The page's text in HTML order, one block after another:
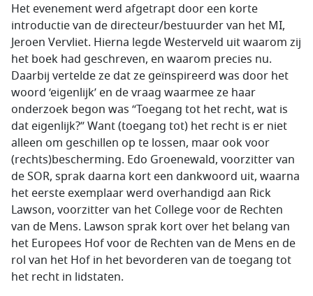
Het evenement werd afgetrapt door een korte
introductie van de directeur/bestuurder van het MI,
Jeroen Vervliet. Hierna legde Westerveld uit waarom zij
het boek had geschreven, en waarom precies nu.
Daarbij vertelde ze dat ze geïnspireerd was door het
woord ‘eigenlijk’ en de vraag waarmee ze haar
onderzoek begon was “Toegang tot het recht, wat is
dat eigenlijk?” Want (toegang tot) het recht is er niet
alleen om geschillen op te lossen, maar ook voor
(rechts)bescherming. Edo Groenewald, voorzitter van
de SOR, sprak daarna kort een dankwoord uit, waarna
het eerste exemplaar werd overhandigd aan Rick
Lawson, voorzitter van het College voor de Rechten
van de Mens. Lawson sprak kort over het belang van
het Europees Hof voor de Rechten van de Mens en de
rol van het Hof in het bevorderen van de toegang tot
het recht in lidstaten.